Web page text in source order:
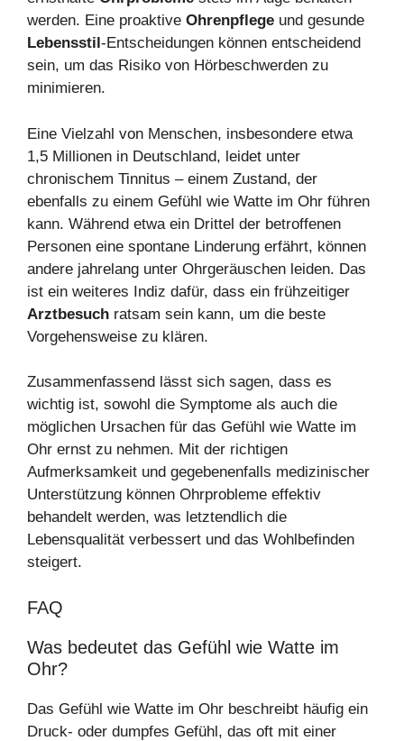
werden. Eine proaktive Ohrenpflege und gesunde
Lebensstil -Entscheidungen können entscheidend
sein, um das Risiko von Hörbeschwerden zu
minimieren.
Eine Vielzahl von Menschen, insbesondere etwa
1,5 Millionen in Deutschland, leidet unter
chronischem Tinnitus – einem Zustand, der
ebenfalls zu einem Gefühl wie Watte im Ohr führen
kann. Während etwa ein Drittel der betroffenen
Personen eine spontane Linderung erfährt, können
andere jahrelang unter Ohrgeräuschen leiden. Das
ist ein weiteres Indiz dafür, dass ein frühzeitiger
Arztbesuch ratsam sein kann, um die beste
Vorgehensweise zu klären.
Zusammenfassend lässt sich sagen, dass es
wichtig ist, sowohl die Symptome als auch die
möglichen Ursachen für das Gefühl wie Watte im
Ohr ernst zu nehmen. Mit der richtigen
Aufmerksamkeit und gegebenenfalls medizinischer
Unterstützung können Ohrprobleme effektiv
behandelt werden, was letztendlich die
Lebensqualität verbessert und das Wohlbefinden
steigert.
FAQ
Was bedeutet das Gefühl wie Watte im
Ohr?
Das Gefühl wie Watte im Ohr beschreibt häufig ein
Druck- oder dumpfes Gefühl, das oft mit einer